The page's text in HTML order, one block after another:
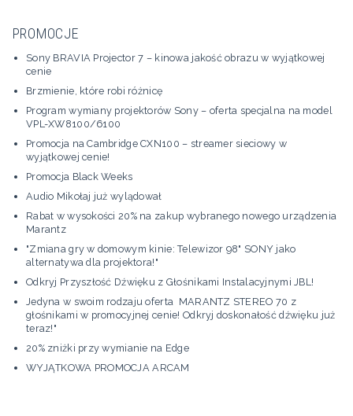
PROMOCJE
Sony BRAVIA Projector 7 – kinowa jakość obrazu w wyjątkowej
cenie
Brzmienie, które robi różnicę
Program wymiany projektorów Sony – oferta specjalna na model
VPL-XW8100/6100
Promocja na Cambridge CXN100 – streamer sieciowy w
wyjątkowej cenie!
Promocja Black Weeks
Audio Mikołaj już wylądował
Rabat w wysokości 20% na zakup wybranego nowego urządzenia
Marantz
"Zmiana gry w domowym kinie: Telewizor 98" SONY jako
alternatywa dla projektora!"
Odkryj Przyszłość Dźwięku z Głośnikami Instalacyjnymi JBL!
Jedyna w swoim rodzaju oferta MARANTZ STEREO 70 z
głośnikami w promocyjnej cenie! Odkryj doskonałość dźwięku już
teraz!"
20% zniżki przy wymianie na Edge
WYJĄTKOWA PROMOCJA ARCAM